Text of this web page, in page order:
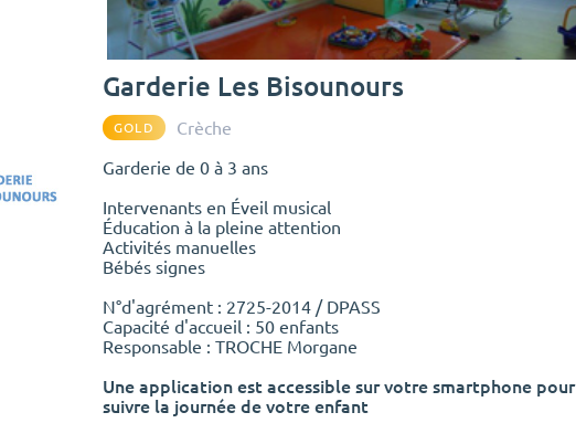
Garderie Les Bisounours
GOLD Crèche
Garderie de 0 à 3 ans
Intervenants en Éveil musical
Éducation à la pleine attention
Activités manuelles
Bébés signes
N°d'agrément : 2725-2014 / DPASS
Capacité d'accueil : 50 enfants
Responsable : TROCHE Morgane
Une application est accessible sur votre smartphone pour
suivre la journée de votre enfant